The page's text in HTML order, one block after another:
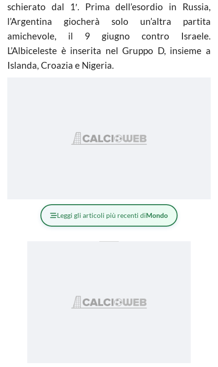
schierato dal 1′. Prima dell’esordio in Russia,
l’Argentina giocherà solo un’altra partita
amichevole, il 9 giugno contro Israele.
L’Albiceleste è inserita nel Gruppo D, insieme a
Islanda, Croazia e Nigeria.
Leggi gli articoli più recenti diMondo